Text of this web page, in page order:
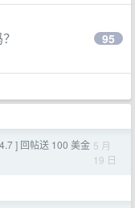
95
] 回帖送 100 美金 5 月
19 日